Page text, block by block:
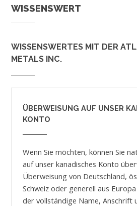
WISSENSWERT
WISSENSWERTES MIT DER
METALS INC.
ÜBERWEISUNG AUF UNSER
KONTO
Wenn Sie möchten, können Sie
auf unser kanadisches Konto
Überweisung von Deutschland,
Schweiz oder generell aus
der vollständige Name, Anschrift